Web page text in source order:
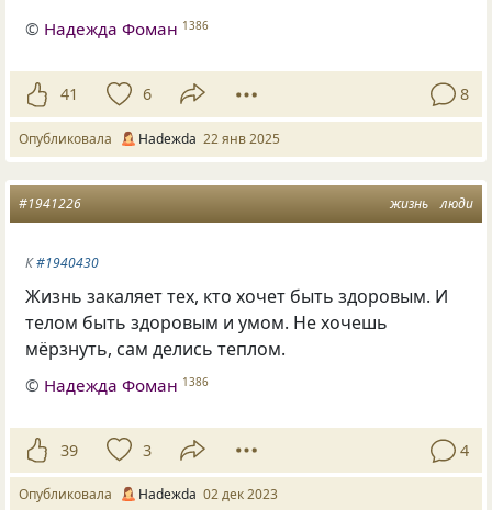
© Надежда Фоман 1386
41 6 8
Опубликовала Нadeжda 22 янв 2025
жизнь люди
#1941226
К#1940430
Жизнь закаляет тех, кто хочет быть здоровым. И
телом быть здоровым и умом. Не хочешь
мёрзнуть, сам делись теплом.
© Надежда Фоман 1386
39 3 4
Опубликовала Нadeжda 02 дек 2023